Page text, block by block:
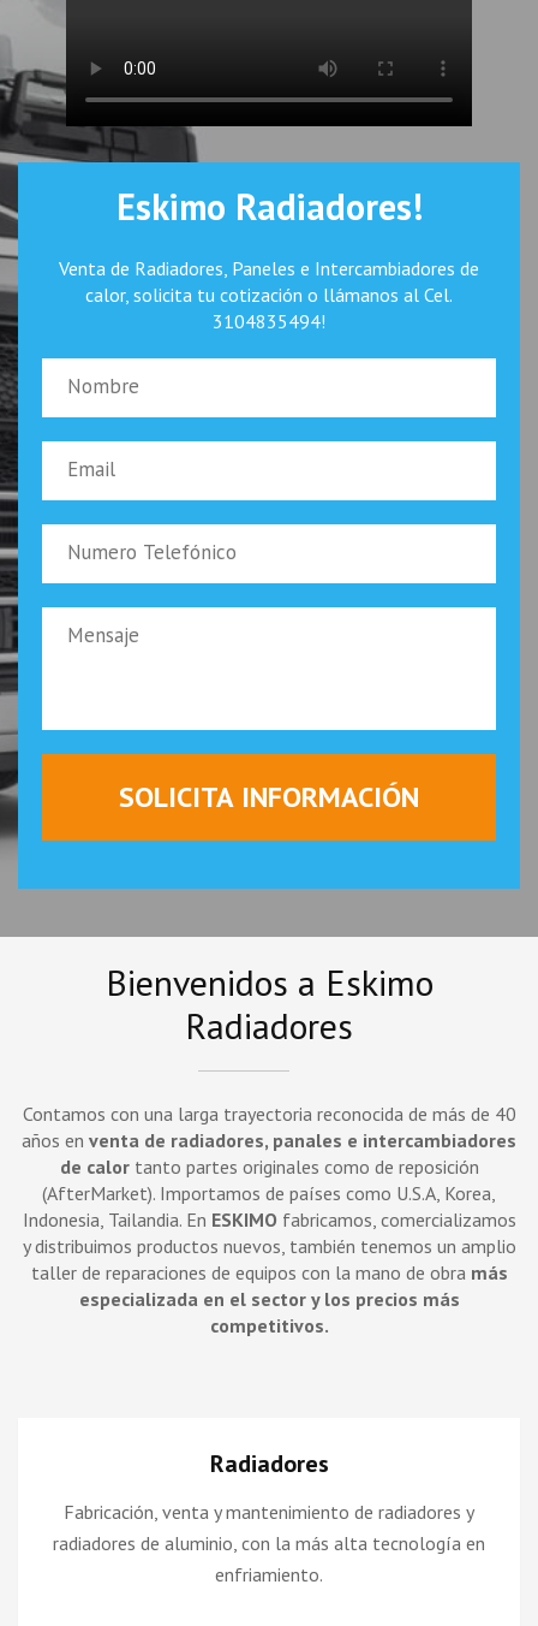
Eskimo Radiadores!
Venta de Radiadores, Paneles e Intercambiadores de
calor, solicita tu cotización o llámanos al Cel.
3104835494!
Bienvenidos a Eskimo
Radiadores
Contamos con una larga trayectoria reconocida de más de 40
años en venta de radiadores, panales e intercambiadores
de calortanto partes originales como de reposición
(AfterMarket). Importamos de países como U.S.A, Korea,
Indonesia, Tailandia. En ESKIMO fabricamos, comercializamos
y distribuimos productos nuevos, también tenemos un amplio
taller de reparaciones de equipos con la mano de obra más
especializada en el sector y los precios más
competitivos.
Radiadores
Fabricación, venta y mantenimiento de radiadores y
radiadores de aluminio, con la más alta tecnología en
enfriamiento.